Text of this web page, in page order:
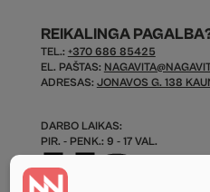
REIKALINGA
TEL.: +370 686 85425
EL. PAŠTAS:
ADRESAS: JONAVOS G. 138
DARBO LAIKAS:
PIR. - PENK.: 9 - 17 VAL.